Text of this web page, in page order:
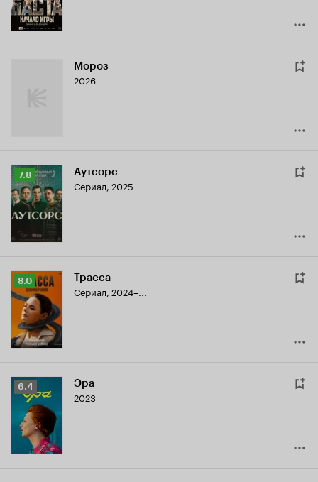
Мороз
2026
Рейтинг
Кинопоиска
7.8
7.8 Аутсорс
Сериал, 2025
Рейтинг
Кинопоиска
8.0
8.0 Трасса
Сериал, 2024–...
Рейтинг
Кинопоиска
6.4
6.4 Эра
2023